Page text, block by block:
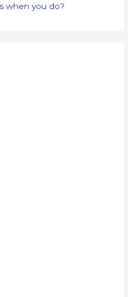
when you do?